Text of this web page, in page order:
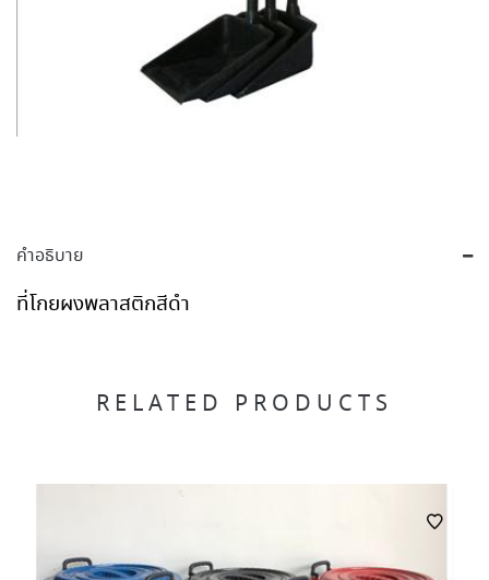
คำอธิบาย
ที่โกยผงพลาสติกสีดำ
RELATED PRODUCTS